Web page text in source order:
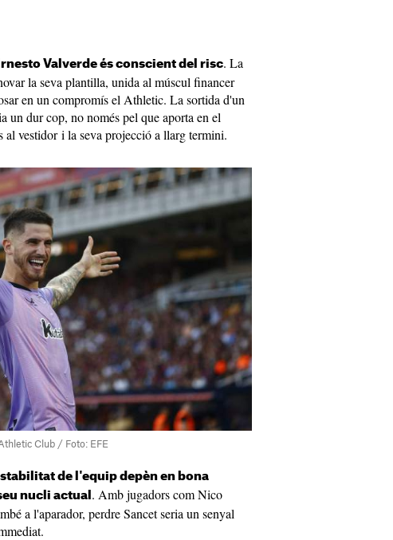
Valverde és conscient del risc. La
la seva plantilla, unida al múscul financer
en un compromís el Athletic. La sortida d'un
un dur cop, no només pel que aporta en el
al vestidor i la seva projecció a llarg termini.
Club / Foto: EFE
de l'equip depèn en bona
nucli actual . Amb jugadors com Nico
a l'aparador, perdre Sancet seria un senyal